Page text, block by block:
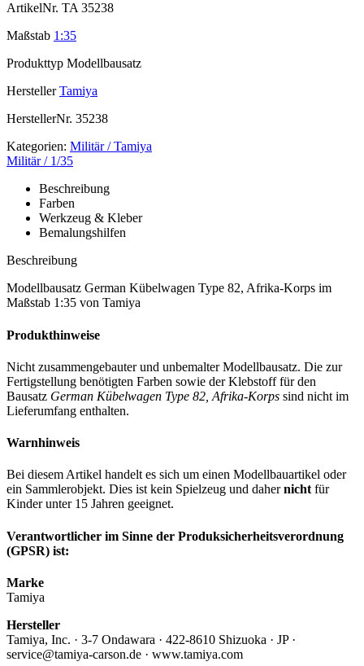
ArtikelNr. TA 35238
Maßstab 1:35
Produkttyp Modellbausatz
Hersteller Tamiya
HerstellerNr. 35238
Kategorien: Militär / Tamiya
Militär / 1/35
Beschreibung
Farben
Werkzeug & Kleber
Bemalungshilfen
Beschreibung
Modellbausatz German Kübelwagen Type 82, Afrika-Korps im
Maßstab 1:35 von Tamiya
Produkthinweise
Nicht zusammengebauter und unbemalter Modellbausatz. Die zur
Fertigstellung benötigten Farben sowie der Klebstoff für den
Bausatz German Kübelwagen Type 82, Afrika-Korps sind nicht im
Lieferumfang enthalten.
Warnhinweis
Bei diesem Artikel handelt es sich um einen Modellbauartikel oder
ein Sammlerobjekt. Dies ist kein Spielzeug und dahernicht für
Kinder unter 15 Jahren geeignet.
Verantwortlicher im Sinne der Produksicherheitsverordnung
(GPSR) ist:
Marke
Tamiya
Hersteller
Tamiya, Inc. · 3-7 Ondawara · 422-8610 Shizuoka · JP ·
service@tamiya-carson.de · www.tamiya.com